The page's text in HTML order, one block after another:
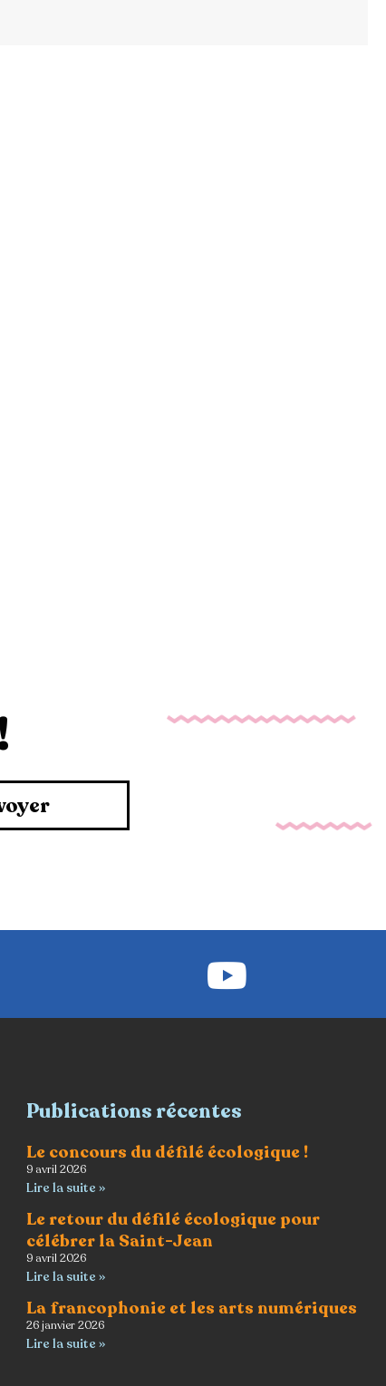
Publications récentes
Le concours du défilé écologique !
9 avril 2026
Lire la suite »
Le retour du défilé écologique pour
célébrer la Saint-Jean
9 avril 2026
Lire la suite »
La francophonie et les arts numériques
26 janvier 2026
Lire la suite »